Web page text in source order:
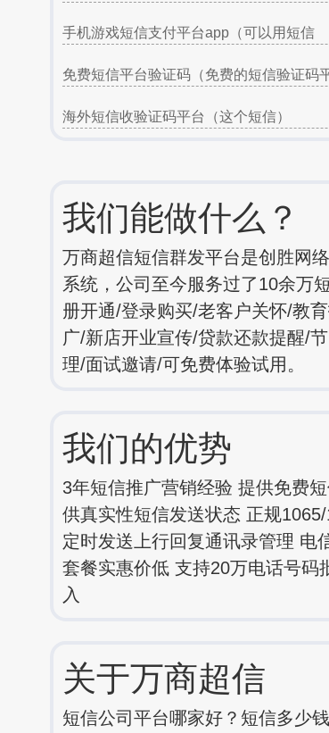
手机游戏短信支付平台app（可以用短信
免费短信平台验证码（免费的短信验证码
海外短信收验证码平台（这个短信）
我们能做什么？
万商超信短信群发平台是创胜网
系统，公司至今服务过了10余万
册开通/登录购买/老客户关怀/教
广/新店开业宣传/贷款还款提醒/
理/面试邀请/可免费体验试用。
我们的优势
3年短信推广营销经验 提供免费
供真实性短信发送状态 正规
定时发送上行回复通讯录管理 电
套餐实惠价低 支持20万电话号码
入
关于万商超信
短信公司平台哪家好？短信多少